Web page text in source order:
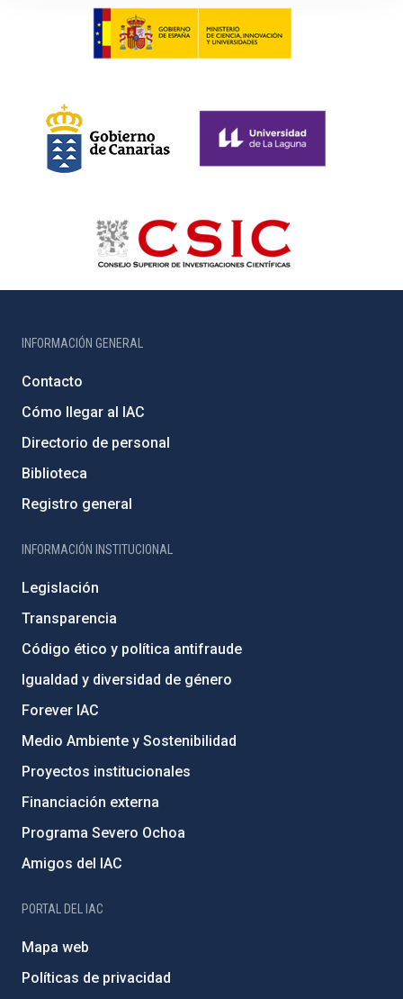
INFORMACIÓN GENERAL
Contacto
Cómo llegar al IAC
Directorio de personal
Biblioteca
Registro general
INFORMACIÓN INSTITUCIONAL
Legislación
Transparencia
Código ético y política antifraude
Igualdad y diversidad de género
Forever IAC
Medio Ambiente y Sostenibilidad
Proyectos institucionales
Financiación externa
Programa Severo Ochoa
Amigos del IAC
PORTAL DEL IAC
Mapa web
Políticas de privacidad